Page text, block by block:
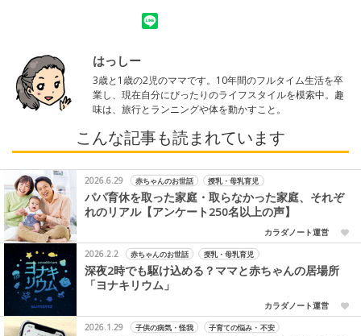
はっしー
3歳と1歳の2児のママです。10年間のフルタイム生活を卒
業し、現在自分にぴったりのライフスタイルを模索中。趣
味は、旅行とランニングや体を動かすこと。
こんな記事も読まれています
2026.6.29 赤ちゃんのお世話 授乳・母乳育児
パパ育休を取った家庭・取らなかった家庭、それぞ
れのリアル【アンケート250名以上の声】
カラダノート運営
2026.2.2
赤ちゃんのお世話 授乳・母乳育児
深夜2時でも駆け込める？ママと赤ちゃんの居場所
「ヨナキリウム」
カラダノート運営
2026.1.29
子供の病気・怪我 子育ての悩み・不安